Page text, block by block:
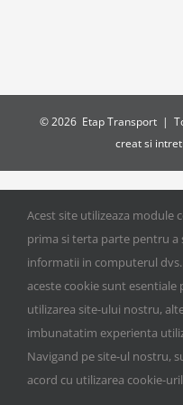
©2026 Etap Transport |
creat si
Acest site utilizeaza module
prima si terta parte pentru a
informatii in computerul
aceste cookie sunt esentiale
utilizarea site-ului nostru,
imbunatatim experienta
Navigand pe site-ul nostru,
acord cu utilizarea cookie-